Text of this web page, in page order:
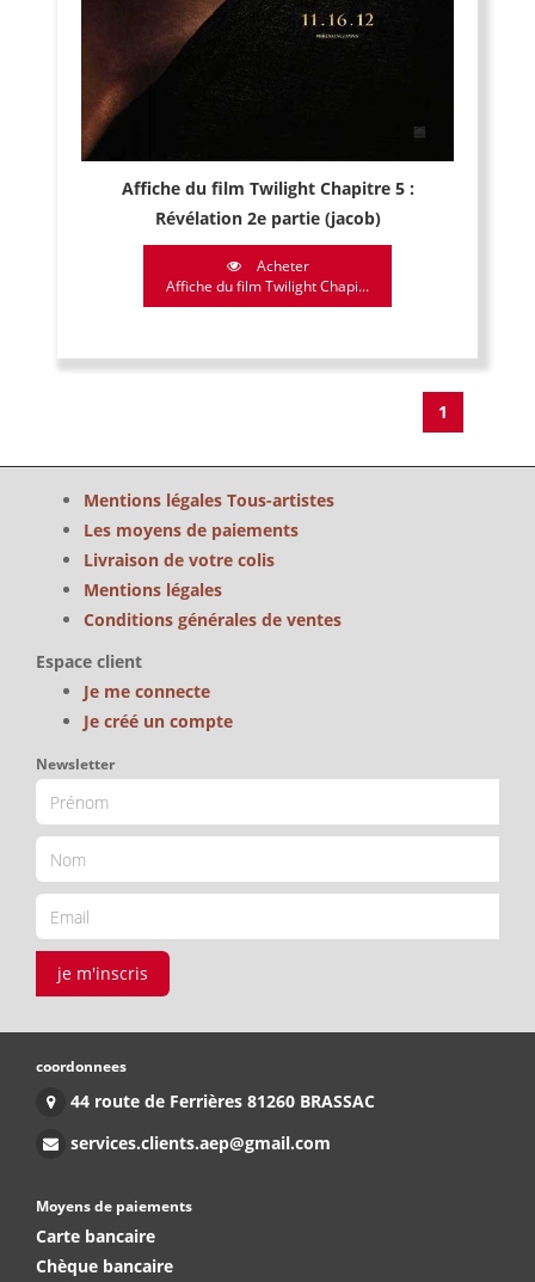
Affiche du film Twilight Chapitre 5 :
Révélation 2e partie (jacob)
Acheter
Affiche du film Twilight Chapi...
1
Mentions légales Tous-artistes
Les moyens de paiements
Livraison de votre colis
Mentions légales
Conditions générales de ventes
Espace client
Je me connecte
Je créé un compte
Newsletter
je m'inscris
coordonnees
44 route de Ferrières 81260 BRASSAC
services.clients.aep@gmail.com
Moyens de paiements
Carte bancaire
Chèque bancaire